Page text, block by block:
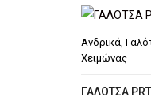
was:
Ανδρικά
Χειμώνας
ΓΑΛΟΤΣΑ